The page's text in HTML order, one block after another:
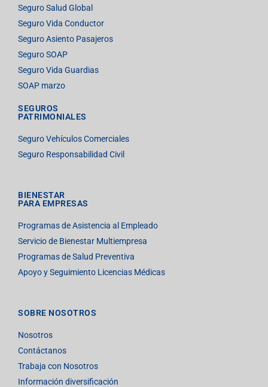
Seguro Salud Global
Seguro Vida Conductor
Seguro Asiento Pasajeros
Seguro SOAP
Seguro Vida Guardias
SOAP marzo
SEGUROS
PATRIMONIALES
Seguro Vehículos Comerciales
Seguro Responsabilidad Civil
BIENESTAR
PARA EMPRESAS
Programas de Asistencia al Empleado
Servicio de Bienestar Multiempresa
Programas de Salud Preventiva
Apoyo y Seguimiento Licencias Médicas
SOBRE NOSOTROS
Nosotros
Contáctanos
Trabaja con Nosotros
Información diversificación